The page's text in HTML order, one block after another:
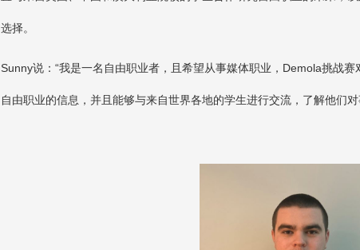
选择。
Sunny说：“我是一名自由职业者，且希望从事媒体职业， Demola挑战赛
自由职业的信息，并且能够与来自世界各地的学生进行交流，了解他们